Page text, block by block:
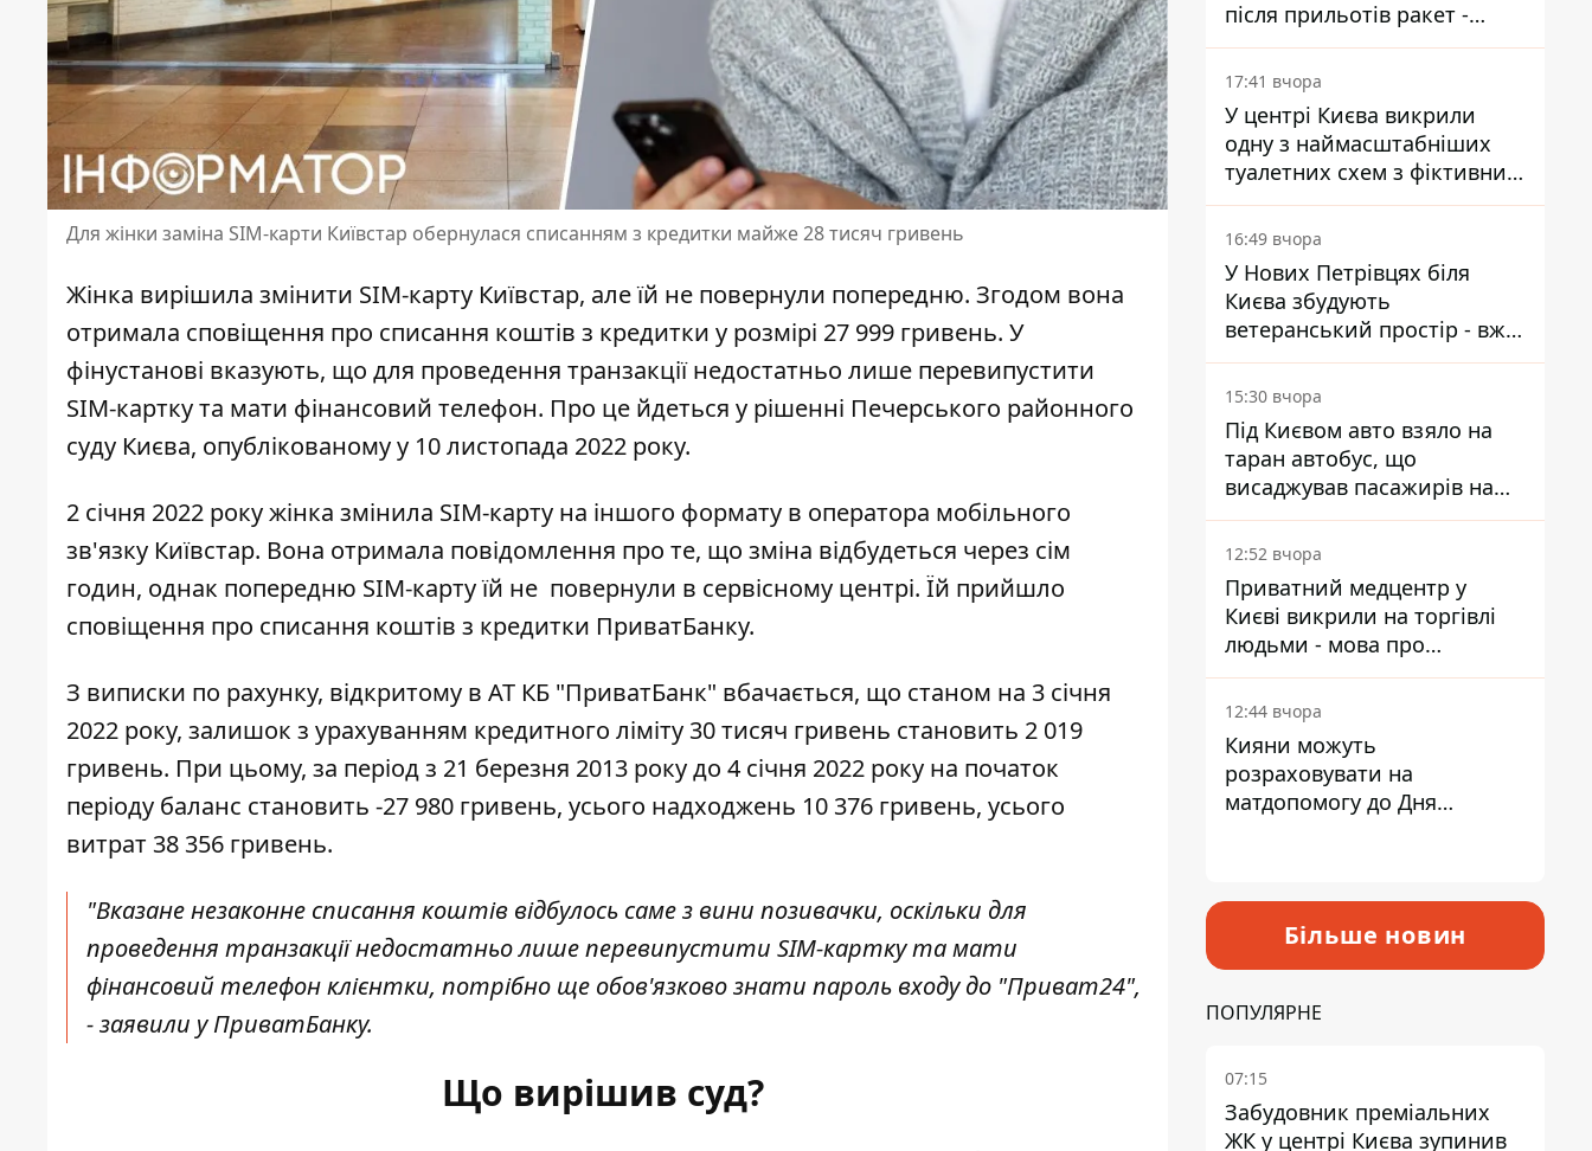
Для жінки заміна SIM-карти Київстар обернулася списанням з кредитки майже 28 тисяч гривень
Жінка вирішила змінити SIM-карту Київстар, але їй не повернули попередню. Згодом вона
отримала сповіщення про списання коштів з кредитки у розмірі 27 999 гривень. У
фінустанові вказують, що для проведення транзакції недостатньо лише перевипустити
SIM-картку та мати фінансовий телефон. Про це йдеться у рішенні Печерського районного
суду Києва, опублікованому у 10 листопада 2022 року.
2 січня 2022 року жінка змінила SIM-карту на іншого формату в оператора мобільного
зв'язку Київстар. Вона отримала повідомлення про те, що зміна відбудеться через сім
годин, однак попередню SIM-карту їй не повернули в сервісному центрі. Їй прийшло
сповіщення про списання коштів з кредитки ПриватБанку.
З виписки по рахунку, відкритому в АТ КБ "ПриватБанк" вбачається, що станом на 3 січня
2022 року, залишок з урахуванням кредитного ліміту 30 тисяч гривень становить 2 019
гривень. При цьому, за період з 21 березня 2013 року до 4 січня 2022 року на початок
періоду баланс становить -27 980 гривень, усього надходжень 10 376 гривень, усього
витрат 38 356 гривень.
"Вказане незаконне списання коштів відбулось саме з вини позивачки, оскільки для
проведення транзакції недостатньо лише перевипустити SIM-картку та мати
фінансовий телефон клієнтки, потрібно ще обов'язково знати пароль входу до "Приват24",
- заявили у ПриватБанку.
Що вирішив суд?
після прильотів ракет -
ДСНС
17:41 вчора
У центрі Києва викрили
одну з наймасштабніших
туалетних схем з фіктивним
будинком
16:49 вчора
У Нових Петрівцях біля
Києва збудують
ветеранський простір - вже
знайшли проєктанта
15:30 вчора
Під Києвом авто взяло на
таран автобус, що
висаджував пасажирів на
зупинці - пасажирка в
лікарні
12:52 вчора
Приватний медцентр у
Києві викрили на торгівлі
людьми - мова про
сурогатне материнство
12:44 вчора
Кияни можуть
розраховувати на
матдопомогу до Дня
Більше новин
ПОПУЛЯРНЕ
07:15
Забудовник преміальних
ЖК у центрі Києва зупинив